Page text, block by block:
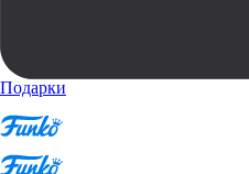
Подарки